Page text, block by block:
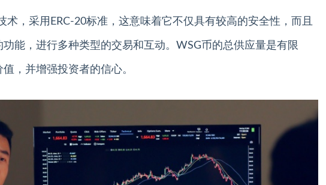
术，采用ERC-20标准，这意味着它不仅具有较高的安全性，而且
能，进行多种类型的交易和互动。WSG币的总供应量是有限
，并增强投资者的信心。